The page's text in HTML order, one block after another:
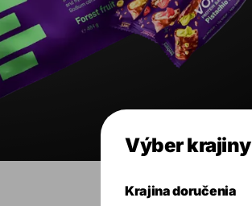
Výber krajiny
Krajina doručenia